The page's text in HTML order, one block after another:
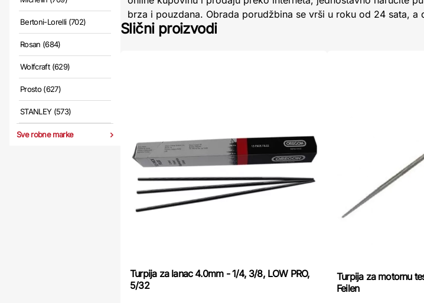
Bertoni-Lorelli (702)
Rosan (684)
Wolfcraft (629)
Prosto (627)
STANLEY (573)
Sve robne marke
brza i pouzdana. Obrada porudžbina se vrši u roku od 24 sata, a
Slični proizvodi
Turpija za lanac 4.0mm - 1/4, 3/8, LOW PRO,
5/32
Turpija za motornu
Feilen